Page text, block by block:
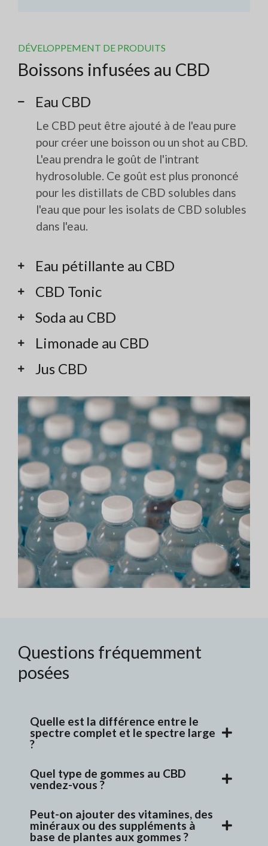
DÉVELOPPEMENT DE PRODUITS
Boissons infusées au CBD
Eau CBD
Le CBD peut être ajouté à de l'eau pure
pour créer une boisson ou un shot au CBD.
L'eau prendra le goût de l'intrant
hydrosoluble. Ce goût est plus prononcé
pour les distillats de CBD solubles dans
l'eau que pour les isolats de CBD solubles
dans l'eau.
Eau pétillante au CBD
CBD Tonic
Soda au CBD
Limonade au CBD
Jus CBD
Questions fréquemment
posées
Quelle est la différence entre le
spectre complet et le spectre large
?
Quel type de gommes au CBD
vendez-vous ?
Peut-on ajouter des vitamines, des
minéraux ou des suppléments à
base de plantes aux gommes ?